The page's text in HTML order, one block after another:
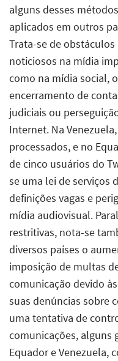
alguns desses
aplicados em outros
Trata-se de
noticiosos na mídia
como na mídia social,
encerramento de
judiciais ou
Internet. Na
processados, e no
de cinco usuários do
se uma lei de serviços
definições vagas e
mídia audiovisual.
restritivas, nota-se
diversos países o
imposição de multas
comunicação devido
suas denúncias sobre
uma tentativa de
comunicações, alguns
Equador e Venezuela,